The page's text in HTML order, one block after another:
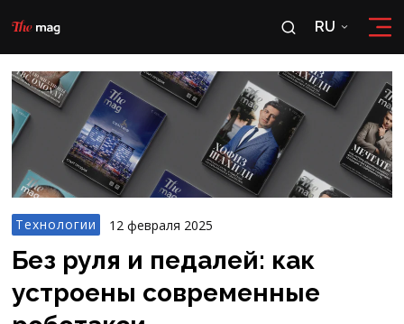
RU
RU
OʻZ
Технологии 12 февраля 2025
Без руля и педалей: как
устроены современные